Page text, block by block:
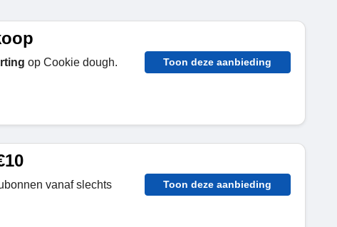
op Cookie dough. Toon deze aanbieding
vanaf slechts
Toon deze aanbieding